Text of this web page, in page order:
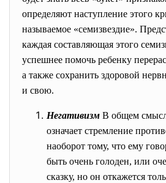
определяют наступление этого
называемое «семизвездие».
каждая составляющая этого
успешнее помочь ребенку
а также сохранить здоровой
и свою.
Негативизм В общем
означает стремление
наоборот тому, что ему
быть очень голоден, или
сказку, но он откажется